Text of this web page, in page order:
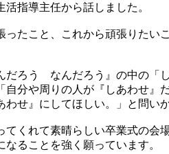
指導主任から話しました。
たこと、これから頑張りたい
ろう なんだろう』の中の「
分や周りの人が『しあわせ』
せ』にしてほしい。」と問い
くれて素晴らしい卒業式の会
ることを強く願っています。